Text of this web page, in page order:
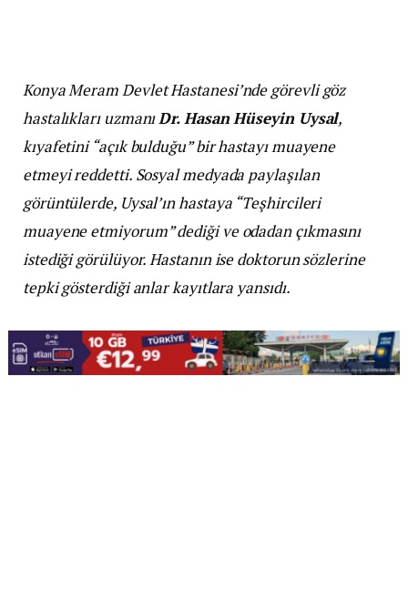
Konya Meram Devlet Hastanesi’nde görevli göz
hastalıkları uzmanıDr. Hasan Hüseyin Uysal,
kıyafetini “açık bulduğu” bir hastayı muayene
etmeyi reddetti. Sosyal medyada paylaşılan
görüntülerde, Uysal’ın hastaya “Teşhircileri
muayene etmiyorum” dediği ve odadan çıkmasını
istediği görülüyor. Hastanın ise doktorun sözlerine
tepki gösterdiği anlar kayıtlara yansıdı.